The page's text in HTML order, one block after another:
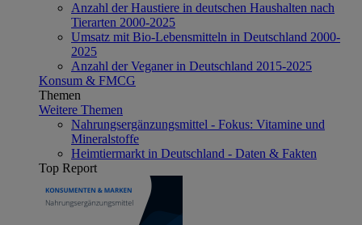
Anzahl der Haustiere in deutschen Haushalten nach
Tierarten 2000-2025
Umsatz mit Bio-Lebensmitteln in Deutschland 2000-
2025
Anzahl der Veganer in Deutschland 2015-2025
Konsum & FMCG
Themen
Weitere Themen
Nahrungsergänzungsmittel - Fokus: Vitamine und
Mineralstoffe
Heimtiermarkt in Deutschland - Daten & Fakten
Top Report